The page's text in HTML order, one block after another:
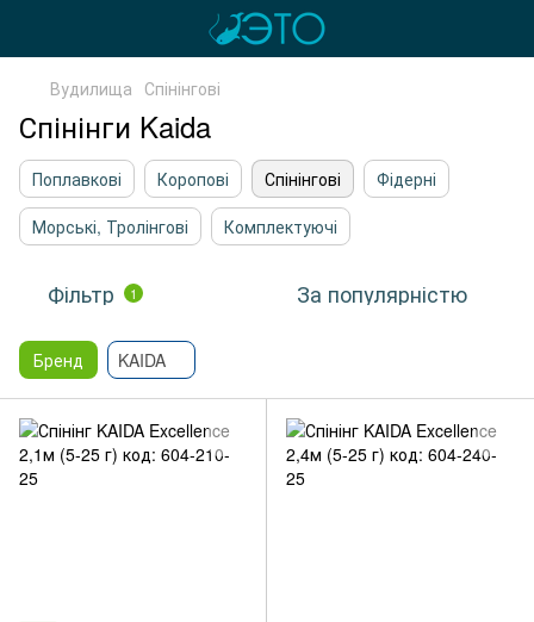
Вудилища Спінінгові
Спінінги Kaida
Поплавкові Коропові Спінінгові
Фідерні
Морські, Тролінгові
Комплектуючі
Фільтр 1 За популярністю
Бренд KAIDA